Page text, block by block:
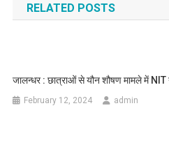
RELATED POSTS
जालन्धर : छात्राओं से यौन शौषण मामले में
February 12, 2024 admin